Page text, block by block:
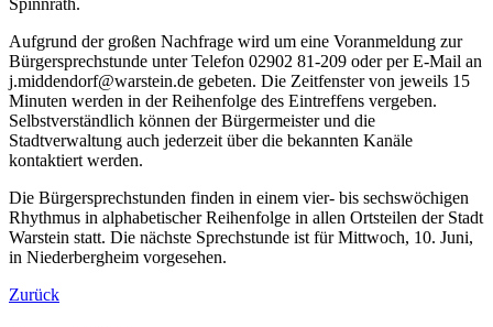
Spinnrath.
Aufgrund der großen Nachfrage wird um eine Voranmeldung zur
Bürgersprechstunde unter Telefon 02902 81-209 oder per E-Mail an
j.middendorf@warstein.de gebeten. Die Zeitfenster von jeweils 15
Minuten werden in der Reihenfolge des Eintreffens vergeben.
Selbstverständlich können der Bürgermeister und die
Stadtverwaltung auch jederzeit über die bekannten Kanäle
kontaktiert werden.
Die Bürgersprechstunden finden in einem vier- bis sechswöchigen
Rhythmus in alphabetischer Reihenfolge in allen Ortsteilen der Stadt
Warstein statt. Die nächste Sprechstunde ist für Mittwoch, 10. Juni,
in Niederbergheim vorgesehen.
Zurück